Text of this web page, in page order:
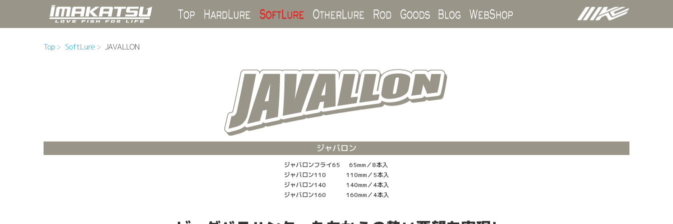
Top Hard Lure Soft Lure Other Lure
Rod Goods Blog
Top SoftLure JAVALLON
ジャバロン
ジャバロンフライ65
65mm／8本入
ジャバロン110
110mm／5本入
ジャバロン140
140mm／4本入
ジャバロン160
160mm／4本入